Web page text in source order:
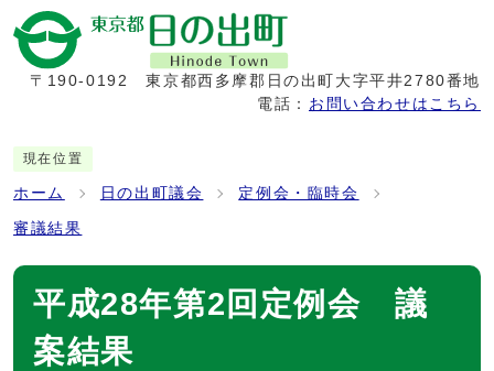
〒190-0192
東京都西多摩郡日の出町大字平井2780番地
電話： お問い合わせはこちら
現在位置
ホーム 日の出町議会 定例会・臨時会
審議結果
平成28年第2回定例会 議
案結果